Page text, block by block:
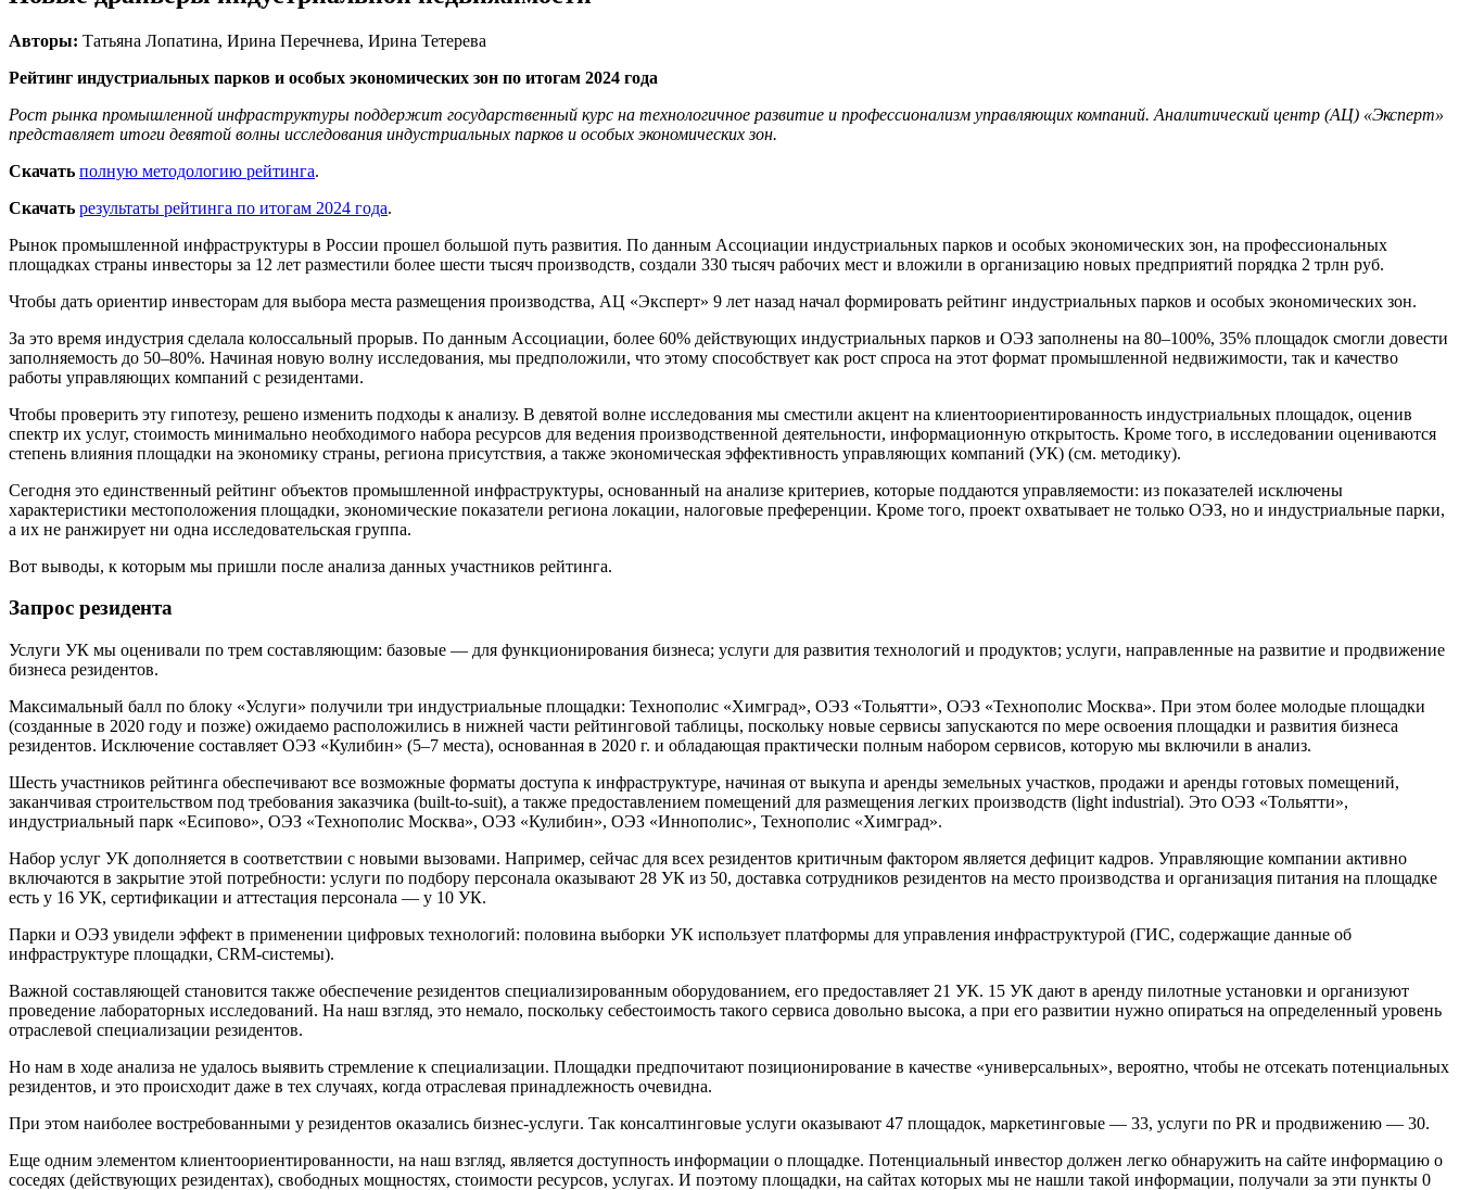
Авторы: Татьяна Лопатина, Ирина Перечнева, Ирина Тетерева
Рейтинг индустриальных парков и особых экономических зон по итогам 2024 года
Рост рынка промышленной инфраструктуры поддержит государственный курс на технологичное развитие и профессионализм управляющих компаний. Аналитический центр (АЦ) «Эксперт»
представляет итоги девятой волны исследования индустриальных парков и особых экономических зон.
Скачать полную методологию рейтинга.
Скачать результаты рейтинга по итогам 2024 года.
Рынок промышленной инфраструктуры в России прошел большой путь развития. По данным Ассоциации индустриальных парков и особых экономических зон, на профессиональных
площадках страны инвесторы за 12 лет разместили более шести тысяч производств, создали 330 тысяч рабочих мест и вложили в организацию новых предприятий порядка 2 трлн руб.
Чтобы дать ориентир инвесторам для выбора места размещения производства, АЦ «Эксперт» 9 лет назад начал формировать рейтинг индустриальных парков и особых экономических зон.
За это время индустрия сделала колоссальный прорыв. По данным Ассоциации, более 60% действующих индустриальных парков и ОЭЗ заполнены на 80–100%, 35% площадок смогли довести
заполняемость до 50–80%. Начиная новую волну исследования, мы предположили, что этому способствует как рост спроса на этот формат промышленной недвижимости, так и качество
работы управляющих компаний с резидентами.
Чтобы проверить эту гипотезу, решено изменить подходы к анализу. В девятой волне исследования мы сместили акцент на клиентоориентированность индустриальных площадок, оценив
спектр их услуг, стоимость минимально необходимого набора ресурсов для ведения производственной деятельности, информационную открытость. Кроме того, в исследовании оцениваются
степень влияния площадки на экономику страны, региона присутствия, а также экономическая эффективность управляющих компаний (УК) (см. методику).
Сегодня это единственный рейтинг объектов промышленной инфраструктуры, основанный на анализе критериев, которые поддаются управляемости: из показателей исключены
характеристики местоположения площадки, экономические показатели региона локации, налоговые преференции. Кроме того, проект охватывает не только ОЭЗ, но и индустриальные парки,
а их не ранжирует ни одна исследовательская группа.
Вот выводы, к которым мы пришли после анализа данных участников рейтинга.
Запрос резидента
Услуги УК мы оценивали по трем составляющим: базовые — для функционирования бизнеса; услуги для развития технологий и продуктов; услуги, направленные на развитие и продвижение
бизнеса резидентов.
Максимальный балл по блоку «Услуги» получили три индустриальные площадки: Технополис «Химград», ОЭЗ «Тольятти», ОЭЗ «Технополис Москва». При этом более молодые площадки
(созданные в 2020 году и позже) ожидаемо расположились в нижней части рейтинговой таблицы, поскольку новые сервисы запускаются по мере освоения площадки и развития бизнеса
резидентов. Исключение составляет ОЭЗ «Кулибин» (5–7 места), основанная в 2020 г. и обладающая практически полным набором сервисов, которую мы включили в анализ.
Шесть участников рейтинга обеспечивают все возможные форматы доступа к инфраструктуре, начиная от выкупа и аренды земельных участков, продажи и аренды готовых помещений,
заканчивая строительством под требования заказчика (built-to-suit), а также предоставлением помещений для размещения легких производств (light industrial). Это ОЭЗ «Тольятти»,
индустриальный парк «Есипово», ОЭЗ «Технополис Москва», ОЭЗ «Кулибин», ОЭЗ «Иннополис», Технополис «Химград».
Набор услуг УК дополняется в соответствии с новыми вызовами. Например, сейчас для всех резидентов критичным фактором является дефицит кадров. Управляющие компании активно
включаются в закрытие этой потребности: услуги по подбору персонала оказывают 28 УК из 50, доставка сотрудников резидентов на место производства и организация питания на площадке
есть у 16 УК, сертификации и аттестация персонала — у 10 УК.
Парки и ОЭЗ увидели эффект в применении цифровых технологий: половина выборки УК использует платформы для управления инфраструктурой (ГИС, содержащие данные об
инфраструктуре площадки, CRM-системы).
Важной составляющей становится также обеспечение резидентов специализированным оборудованием, его предоставляет 21 УК. 15 УК дают в аренду пилотные установки и организуют
проведение лабораторных исследований. На наш взгляд, это немало, поскольку себестоимость такого сервиса довольно высока, а при его развитии нужно опираться на определенный уровень
отраслевой специализации резидентов.
Но нам в ходе анализа не удалось выявить стремление к специализации. Площадки предпочитают позиционирование в качестве «универсальных», вероятно, чтобы не отсекать потенциальных
резидентов, и это происходит даже в тех случаях, когда отраслевая принадлежность очевидна.
При этом наиболее востребованными у резидентов оказались бизнес-услуги. Так консалтинговые услуги оказывают 47 площадок, маркетинговые — 33, услуги по PR и продвижению — 30.
Еще одним элементом клиентоориентированности, на наш взгляд, является доступность информации о площадке. Потенциальный инвестор должен легко обнаружить на сайте информацию о
соседях (действующих резидентах), свободных мощностях, стоимости ресурсов, услугах. И поэтому площадки, на сайтах которых мы не нашли такой информации, получали за эти пункты 0